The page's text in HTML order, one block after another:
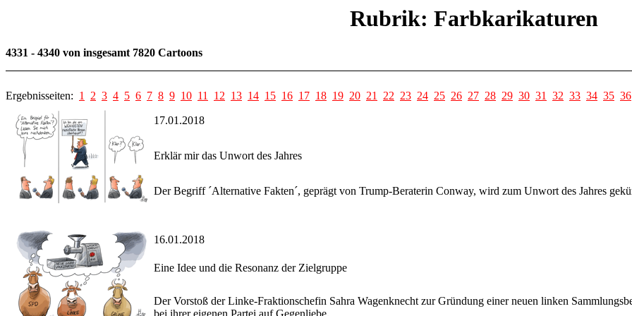
Rubrik: Farbkarikaturen
4331 - 4340 von insgesamt 7820 Cartoons
Ergebnisseiten: 1 2 3 4 5 6 7 8 9 10 11 12 13 14 15 16 17 18 19 20 21 22 23 24 25 26 27 28 29 30 31 32 33 34 35 36
17.01.2018
Erklär mir das Unwort des Jahres
Der Begriff ´Alternative Fakten´, geprägt von Trump-Beraterin Conway, wird zum Unwort des Jahres
16.01.2018
Eine Idee und die Resonanz der Zielgruppe
Der Vorstoß der Linke-Fraktionschefin Sahra Wagenknecht zur Gründung einer neuen linken